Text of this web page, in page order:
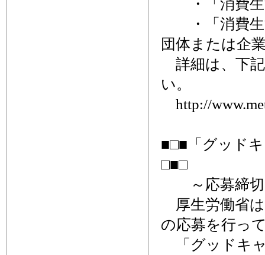
・「消費生
・「消費生
団体または企
詳細は、下
い。
http://
■□■「グッド
□■□
～応募締切
厚生労働省
の応募を行っ
「グッドキ